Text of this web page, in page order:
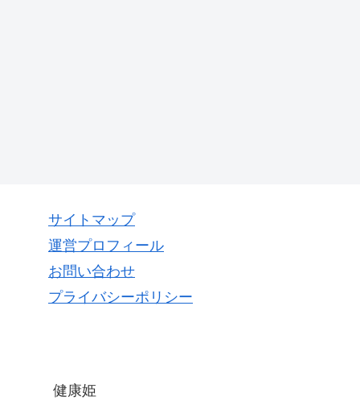
サイトマップ
運営プロフィール
お問い合わせ
プライバシーポリシー
健康姫